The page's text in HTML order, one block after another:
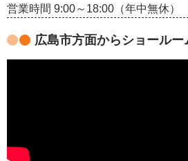
営業時間 9:00～18:00（年中無休）
広島市方面からショールー